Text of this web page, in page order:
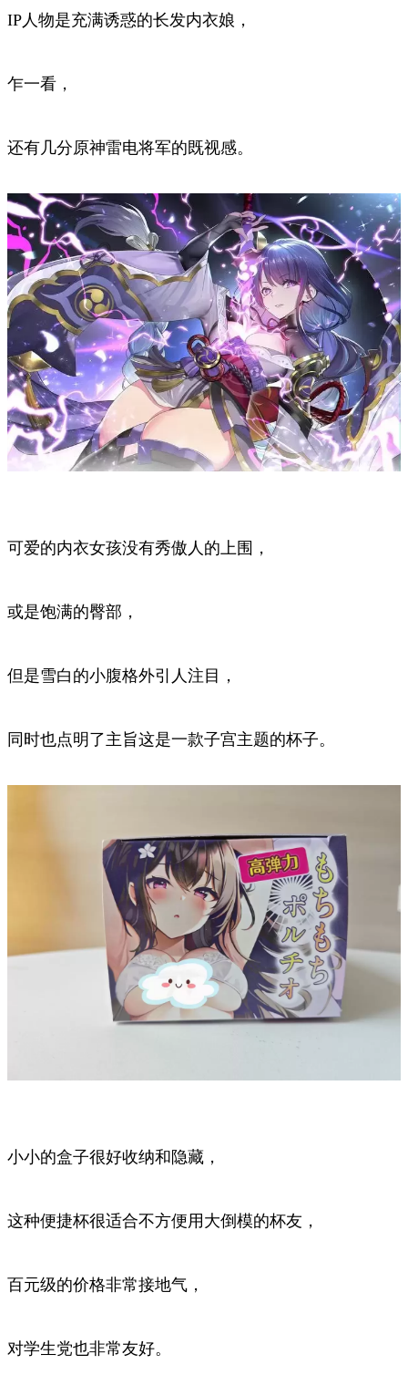
IP人物是充满诱惑的长发内衣娘，
乍一看，
还有几分原神雷电将军的既视感。
可爱的内衣女孩没有秀傲人的上围，
或是饱满的臀部，
但是雪白的小腹格外引人注目，
同时也点明了主旨这是一款子宫主题的杯子。
小小的盒子很好收纳和隐藏，
这种便捷杯很适合不方便用大倒模的杯友，
百元级的价格非常接地气，
对学生党也非常友好。